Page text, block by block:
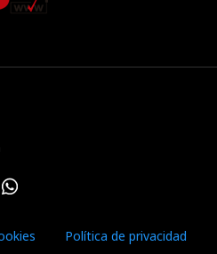
WhatsApp
Política de privacidad